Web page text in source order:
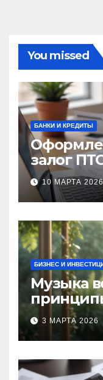
You missed
БАНКИ И КРЕДИТЫ
залог
без
10 МАРТА
БИЗНЕС И
Музыка
3 МАРТА 2026